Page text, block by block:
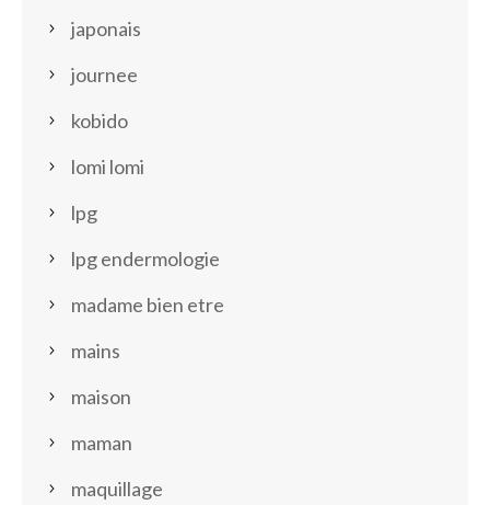
japonais
journee
kobido
lomi lomi
lpg
lpg endermologie
madame bien etre
mains
maison
maman
maquillage